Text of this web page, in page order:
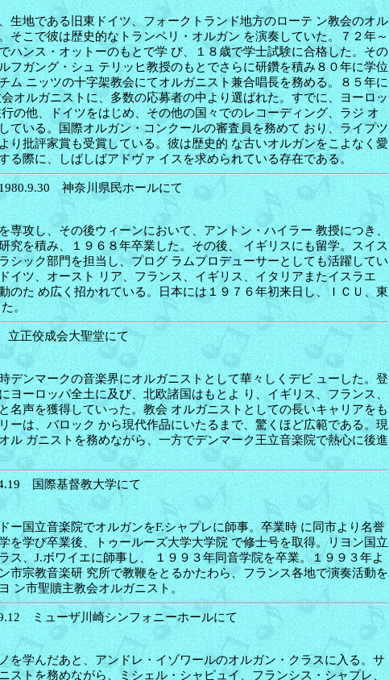
生地である旧東ドイツ、フォークトランド地方のローテ ン教会のオル
そこで彼は歴史的なトランペリ・オルガン を演奏していた。７２年～
ハンス・オットーのもとで学 び、１８歳で学士試験に合格した。その
フガング・シュ テリッヒ教授のもとでさらに研鑽を積み８０年に学位
ム ニッツの十字架教会にてオルガニスト兼合唱長を務める。８５年に
オルガニストに、多数の応募者の中より選ばれた。すでに、ヨーロッ
の他、ドイツをはじめ、その他の国々でのレコーディング、ラジ オ
ている。国際オルガン・コンクールの審査員を務めて おり、ライプツ
り批評家賞も受賞している。彼は歴史的 な古いオルガンをこよなく愛
る際に、しばしばアドヴァ イスを求められている存在である。
神奈川県民ホールにて
専攻し、その後ウィーンにおいて、アントン・ハイラー 教授につき、
究を積み、１９６８年卒業した。その後、 イギリスにも留学。スイス
シック部門を担当し、プログ ラムプロデューサーとしても活躍してい
イツ、オースト リア、フランス、イギリス、イタリアまたイスラエ
のた め広く招かれている。日本には１９７６年初来日し、ＩＣＵ、東
。
正佼成会大聖堂にて
デンマークの音楽界にオルガニストとして華々しくデビ ューした。登
ヨーロッパ全土に及び、北欧諸国はもとよ り、イギリス、フランス、
名声を獲得していった。教会 オルガニストとしての長いキャリアをも
ーは、バロック から現代作品にいたるまで、驚くほど広範である。現
ル ガニストを務めながら、一方でデンマーク王立音楽院で熱心に後進
国際基督教大学にて
ー国立音楽院でオルガンをF.シャプレに師事。卒業時 に同市より名誉
を学び卒業後、トゥールーズ大学大学院 で修士号を取得。リヨン国立
ス、J.ボワイエに師事し、 １９９３年同音学院を卒業。１９９３年よ
市宗教音楽研 究所で教鞭をとるかたわら、フランス各地で演奏活動を
ン市聖贖主教会オルガニスト。
ミューザ川崎シンフォニーホールにて
を学んだあと、アンドレ・イゾワールのオルガン・クラスに入る。サ
ストを務めながら、ミシェル・シャピュイ、フランシス・シャプレ、